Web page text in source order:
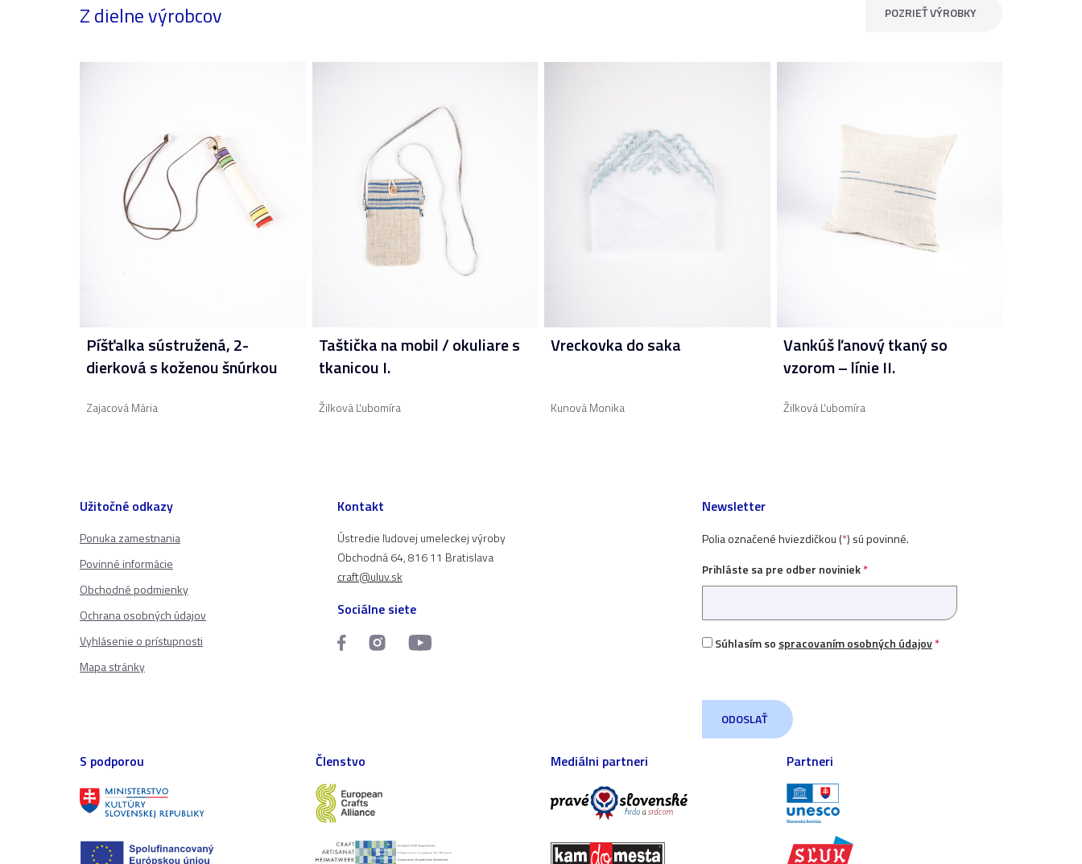
Z dielne výrobcov POZRIEŤ VÝROBKY
Píšťalka sústružená, 2-
dierková s koženou šnúrkou
Zajacová Mária
Taštička na mobil / okuliare s
tkanicou I.
Žilková Ľubomíra
Vreckovka do saka
Kunová Monika
Vankúš ľanový tkaný so
vzorom – línie II.
Žilková Ľubomíra
Užitočné odkazy
Ponuka zamestnania
Povinné informácie
Obchodné podmienky
Ochrana osobných údajov
Vyhlásenie o prístupnosti
Mapa stránky
Kontakt
Ústredie ľudovej umeleckej výroby
Obchodná 64, 816 11 Bratislava
craft@uluv.sk
Sociálne siete
Newsletter
Polia označené hviezdičkou (*) sú povinné.
Prihláste sa pre odber noviniek*
Súhlasím so spracovaním osobných údajov*
S podporou Členstvo Mediálni partneri Partneri